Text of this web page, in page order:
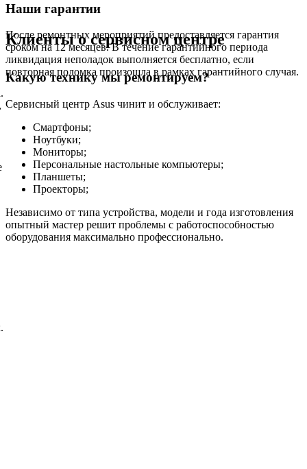
Наши гарантии
После ремонтных мероприятий предоставляется гарантия
сроком на 12 месяцев. В течение гарантийного периода
ликвидация неполадок выполняется бесплатно, если
повторная поломка произошла в рамках гарантийного случая.
Какую технику мы ремонтируем?
Сервисный центр Asus чинит и обслуживает:
Смартфоны;
Ноутбуки;
Мониторы;
Персональные настольные компьютеры;
Планшеты;
Проекторы;
Независимо от типа устройства, модели и года изготовления
опытный мастер решит проблемы с работоспособностью
оборудования максимально профессионально.
Клиенты о сервисном центре